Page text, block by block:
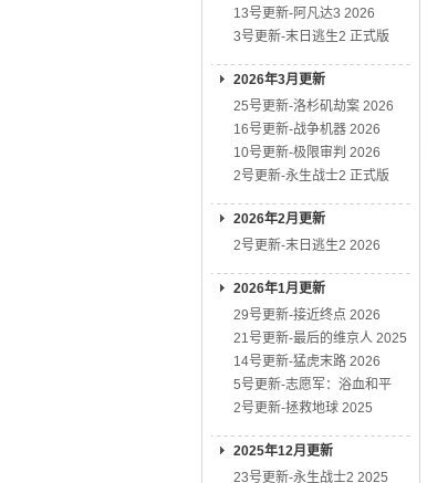
13号更新-阿凡达3 2026
3号更新-末日逃生2 正式版
2026年3月更新
25号更新-洛杉矶劫案 2026
16号更新-战争机器 2026
10号更新-极限审判 2026
2号更新-永生战士2 正式版
2026年2月更新
2号更新-末日逃生2 2026
2026年1月更新
29号更新-接近终点 2026
21号更新-最后的维京人 2025
14号更新-猛虎末路 2026
5号更新-志愿军：浴血和平
2号更新-拯救地球 2025
2025年12月更新
23号更新-永生战士2 2025